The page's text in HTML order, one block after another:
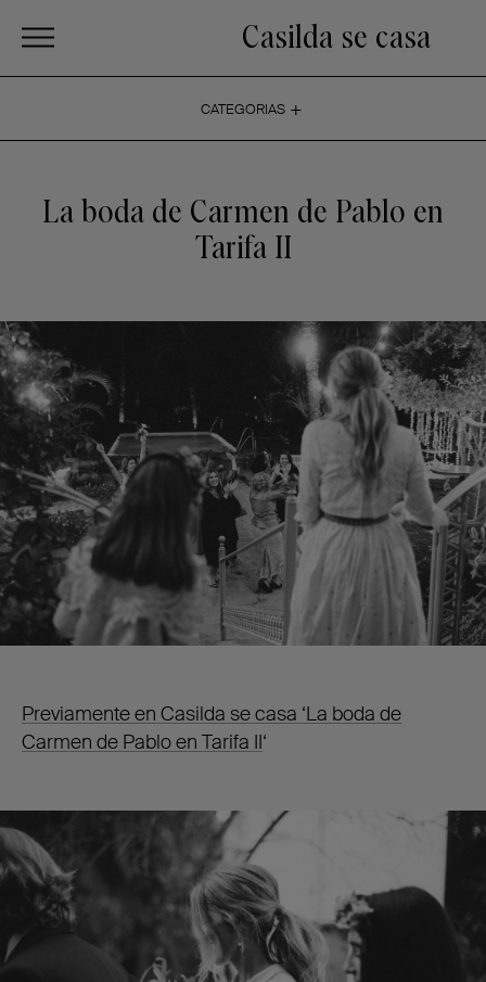
Casilda se casa
CATEGORIAS +
La boda de Carmen de Pablo en
Tarifa II
Previamente en Casilda se casa ‘La boda de
Carmen de Pablo en Tarifa II‘